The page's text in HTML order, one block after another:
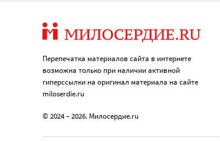
Перепечатка материалов сайта в интернете
возможна только при наличии активной
гиперссылки на оригинал материала на сайте
miloserdie.ru
© 2024 – 2026. Милосердие.ru